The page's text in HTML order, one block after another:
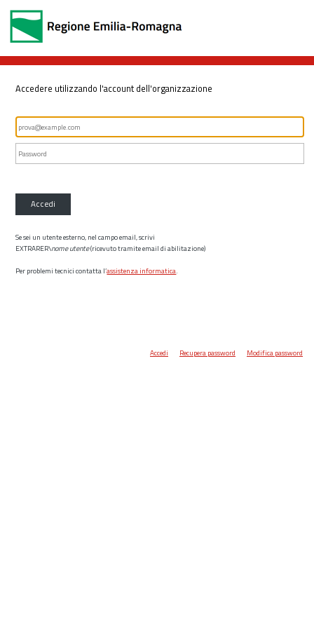
Accedere utilizzando l'account dell'organizzazione
Accedi
Se sei un utente esterno, nel campo email, scrivi
EXTRARER\nome utente(ricevuto tramite email di abilitazione)
Per problemi tecnici contatta l’assistenza informatica.
Accedi Recupera password Modifica password